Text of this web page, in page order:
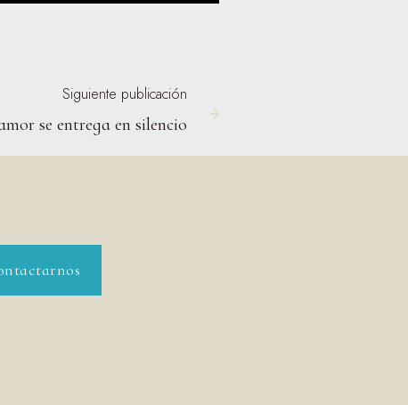
Siguiente publicación
se entrega en silencio 